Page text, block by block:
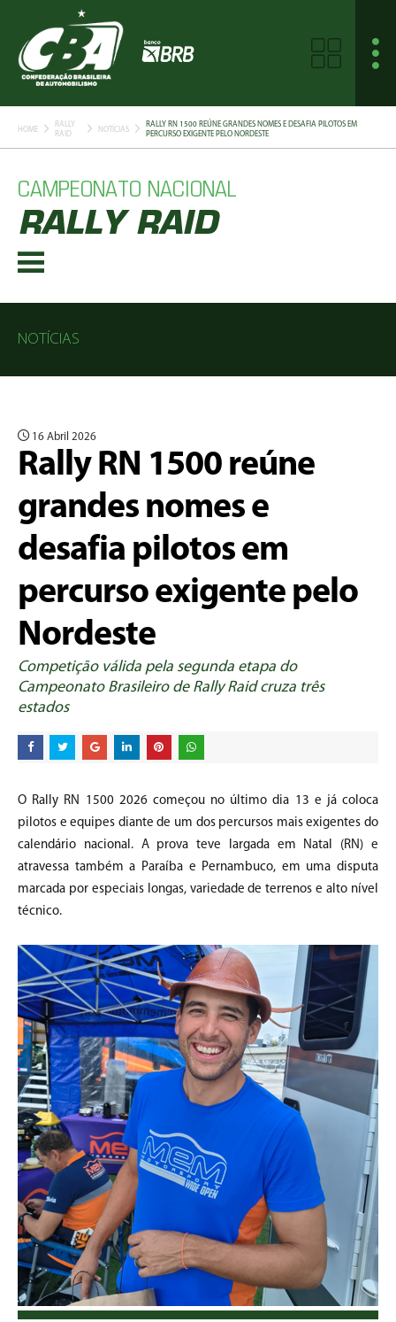
HOME
RALLY
RAID
NOTÍCIAS
RALLY RN 1500 REÚNE GRANDES NOMES E DESAFIA PILOTOS EM
PERCURSO EXIGENTE PELO NORDESTE
CAMPEONATO NACIONAL
RALLY RAID
NOTÍCIAS
16 Abril 2026
Rally RN 1500 reúne
grandes nomes e
desafia pilotos em
percurso exigente pelo
Nordeste
Competição válida pela segunda etapa do
Campeonato Brasileiro de Rally Raid cruza três
estados
O Rally RN 1500 2026 começou no último dia 13 e já coloca
pilotos e equipes diante de um dos percursos mais exigentes do
calendário nacional. A prova teve largada em Natal (RN) e
atravessa também a Paraíba e Pernambuco, em uma disputa
marcada por especiais longas, variedade de terrenos e alto nível
técnico.